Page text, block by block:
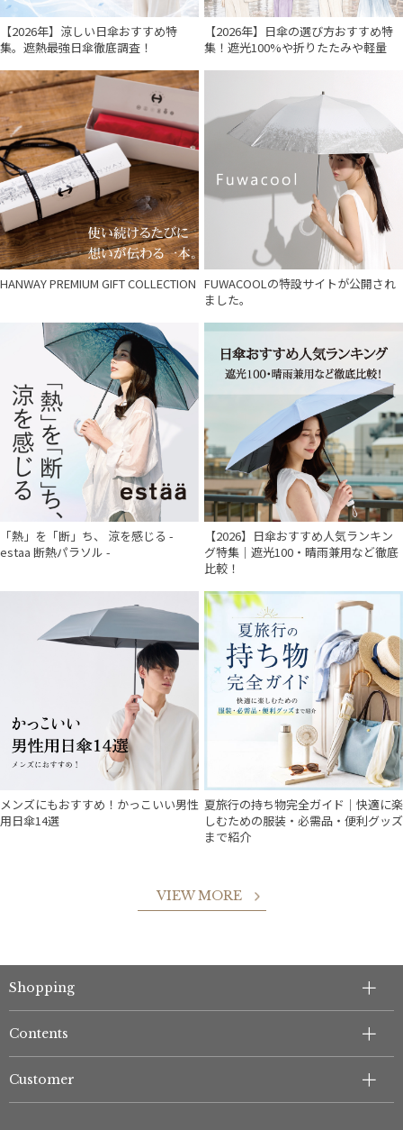
【2026年】涼しい日傘おすすめ特
集。遮熱最強日傘徹底調査！
【2026年】日傘の選び方おすすめ特
集！遮光100%や折りたたみや軽量
HANWAY PREMIUM GIFT COLLECTION FUWACOOLの特設サイトが公開され
ました。
「熱」を「断」ち、 涼を感じる -
estaa 断熱パラソル -
【2026】日傘おすすめ人気ランキン
グ特集｜遮光100・晴雨兼用など徹底
比較！
メンズにもおすすめ！かっこいい男性
用日傘14選
夏旅行の持ち物完全ガイド｜快適に楽
しむための服装・必需品・便利グッズ
まで紹介
VIEW MORE
Shopping
Contents
Customer